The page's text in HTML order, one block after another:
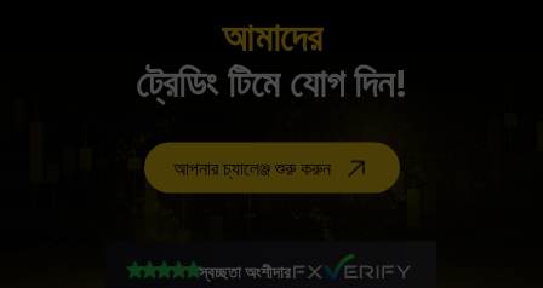
আমাদের
ট্রেডিং টিমে যোগ দিন!
আপনার চ্যালেঞ্জ শুরু করুন
স্বচ্ছতা অংশীদার